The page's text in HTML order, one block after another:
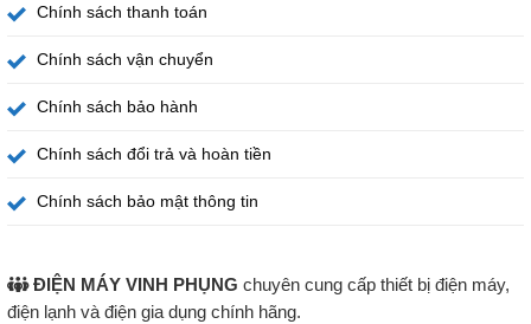
Chính sách thanh toán
Chính sách vận chuyển
Chính sách bảo hành
Chính sách đổi trả và hoàn tiền
Chính sách bảo mật thông tin
ĐIỆN MÁY VINH PHỤNG chuyên cung cấp thiết bị điện máy,
điện lạnh và điện gia dụng chính hãng.